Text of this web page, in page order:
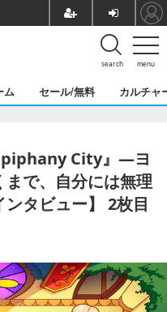
menu
search
ム セール/無料 カルチャ
City』―ヨ
で、自分には無理
タビュー】 2枚目